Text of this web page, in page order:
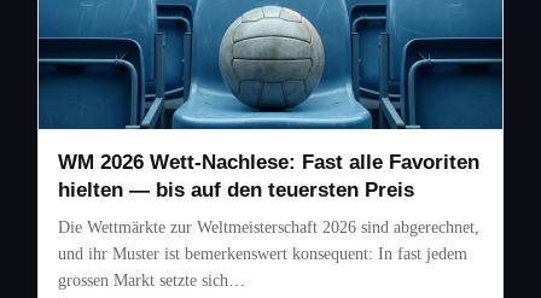
WM 2026 Wett-Nachlese: Fast alle Favoriten
hielten — bis auf den teuersten Preis
Die Wettmärkte zur Weltmeisterschaft 2026 sind abgerechnet,
und ihr Muster ist bemerkenswert konsequent: In fast jedem
grossen Markt setzte sich…